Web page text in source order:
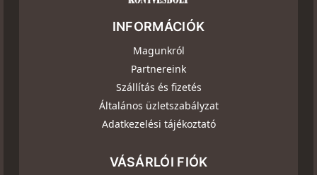
INFORMÁCIÓK
Magunkról
Partnereink
Szállítás és fizetés
Általános üzletszabályzat
Adatkezelési tájékoztató
VÁSÁRLÓI FIÓK